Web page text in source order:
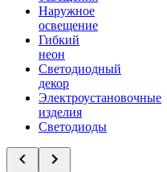
Наружное
освещение
Гибкий
неон
Светодиодный
декор
Электроустановочные
изделия
Светодиоды